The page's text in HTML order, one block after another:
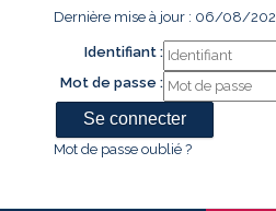
Dernière mise à jour : 06/08/
Identifiant :
Mot de passe :
Mot de passe oublié ?